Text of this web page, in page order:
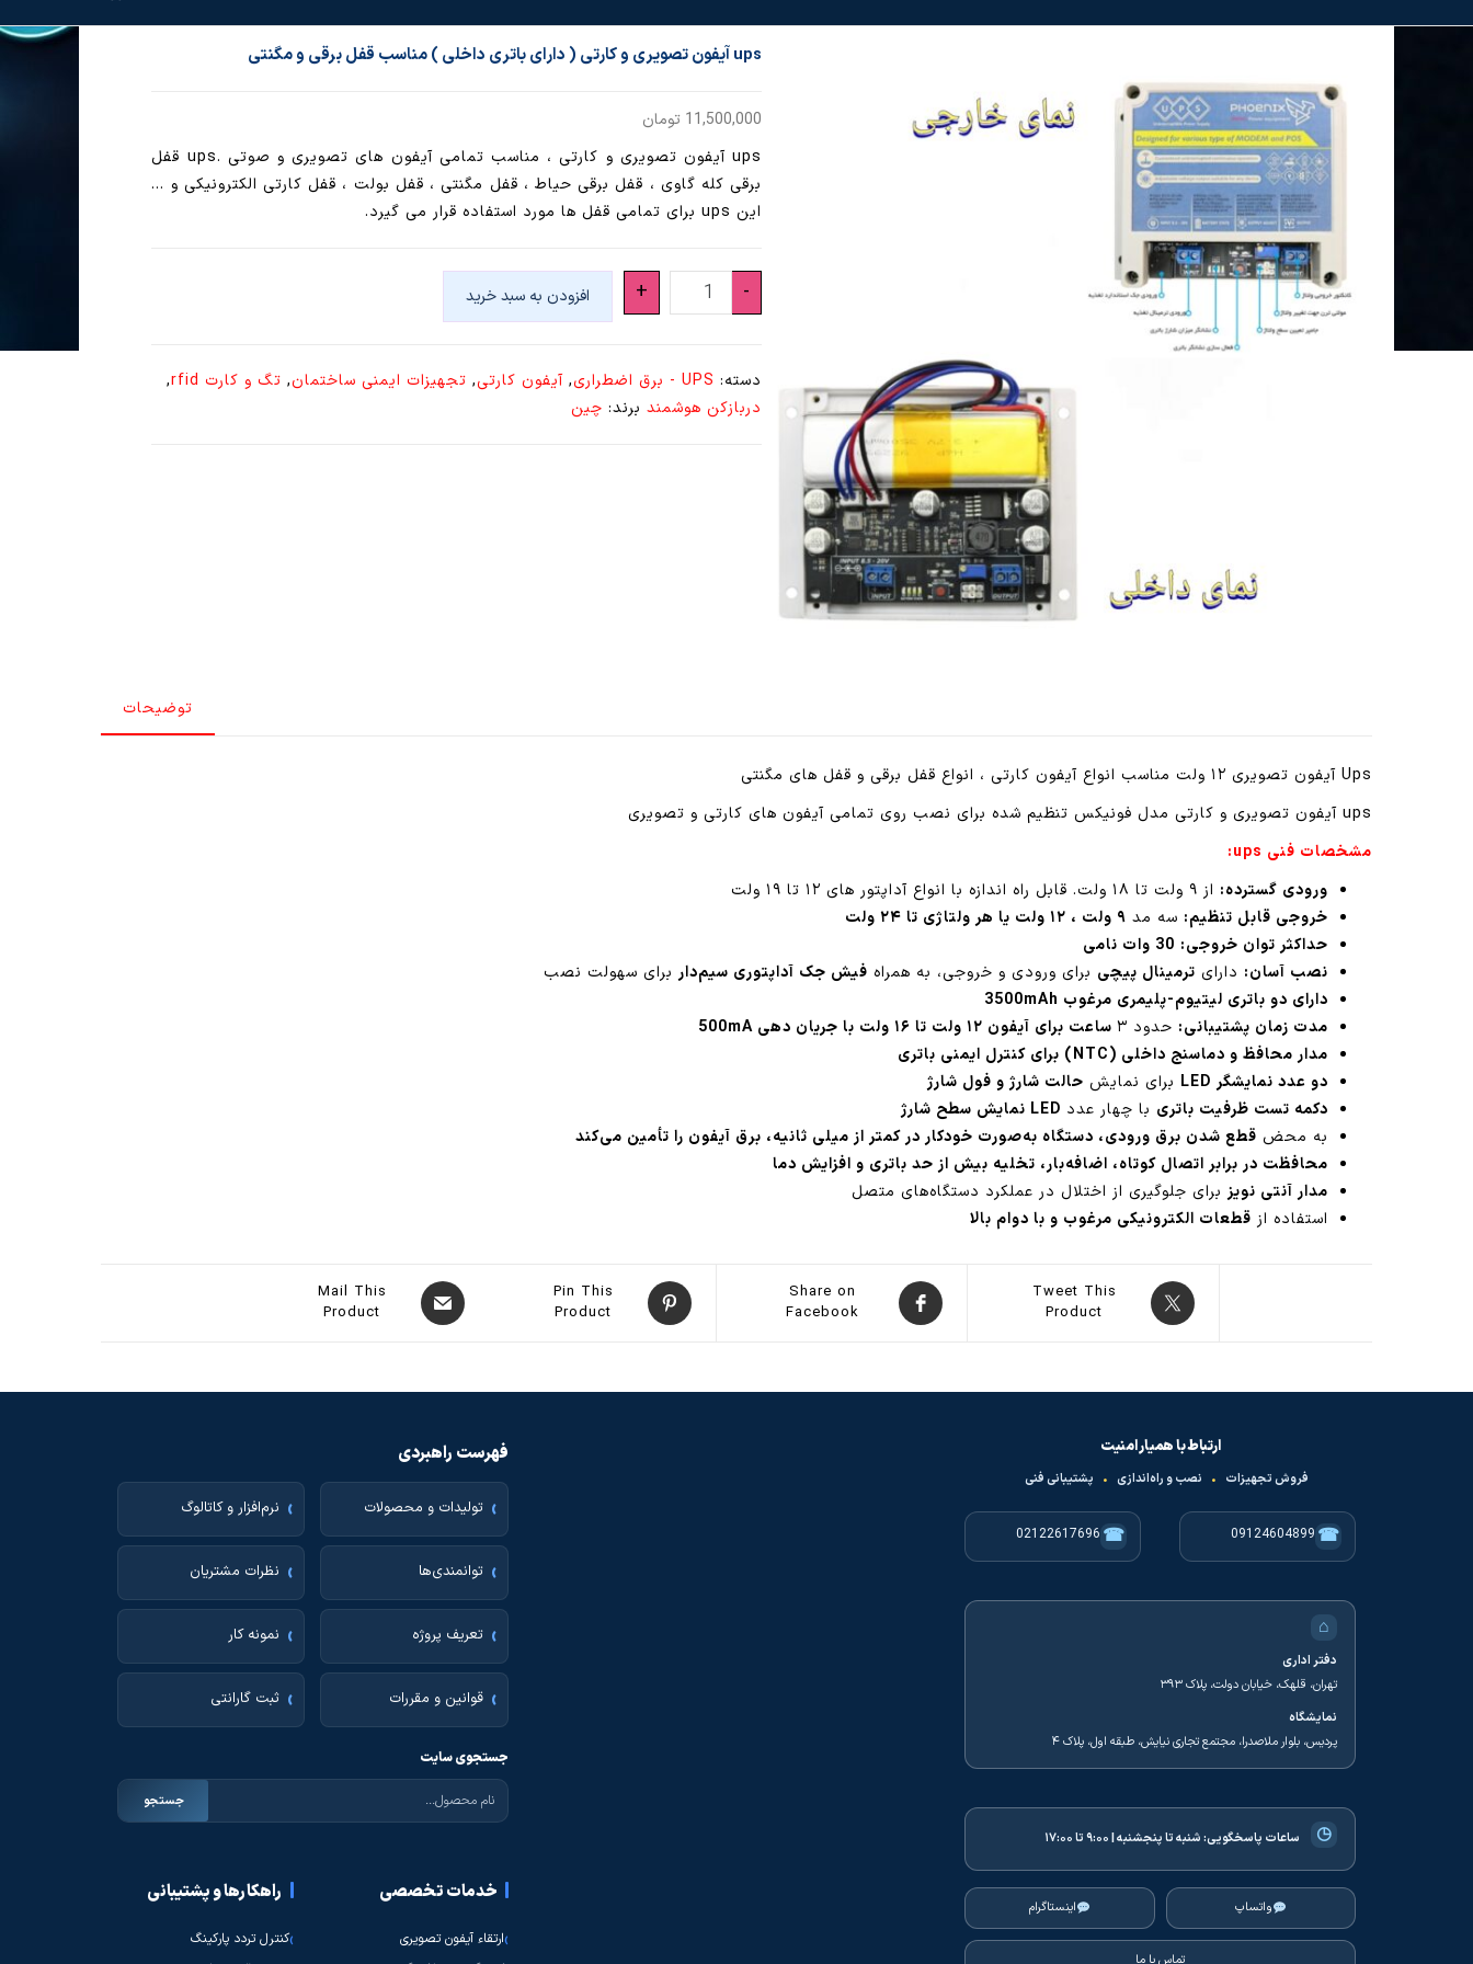
ups آیفون تصویری و کارتی ( دارای باتری داخلی ) مناسب قفل برقی و مگنتی
11,500,000 تومان
ups آیفون تصویری و کارتی ، مناسب تمامی آیفون های تصویری و صوتی .ups قفل
برقی کله گاوی ، قفل برقی حیاط ، قفل مگنتی ، قفل بولت ، قفل کارتی الکترونیکی و …
این ups برای تمامی قفل ها مورد استفاده قرار می گیرد.
-
ups
آیفون
(
+ افزودن به سبد خرید
دسته: UPS - برق اضطراری , آیفون کارتی, تجهیزات ایمنی ساختمان, تگ و کارت rfid
,
دربازکن هوشمند برند: چین
توضیحات
Ups آیفون تصویری ۱۲ ولت مناسب انواع آیفون کارتی ، انواع قفل برقی و قفل های مگنتی
ups آیفون تصویری و کارتی مدل فونیکس تنظیم شده برای نصب روی تمامی آیفون های کارتی و تصویری
مشخصات فنی ups:
ورودی گسترده: از ۹ ولت تا ۱۸ ولت. قابل راه اندازه با انواع آداپتور های ۱۲ تا ۱۹ ولت
خروجی قابل تنظیم: سه مد ۹ ولت ، ۱۲ ولت یا هر ولتاژی تا ۲۴ ولت
حداکثر توان خروجی: 30 وات نامی
نصب آسان: دارای ترمینال پیچی برای ورودی و خروجی، به همراه فیش جک آداپتوری سیم‌دار برای سهولت نصب
دارای دو باتری لیتیوم-پلیمری مرغوب 3500mAh
مدت زمان پشتیبانی: حدود ۳
ساعت برای آیفون ۱۲ ولت تا ۱۶ ولت با جریان دهی 500mA
مدار محافظ و دماسنج داخلی (NTC) برای کنترل ایمنی باتری
دو عدد نمایشگر LED
برای نمایش حالت شارژ و فول شارژ
دکمه تست ظرفیت باتری با چهار عدد
به محض قطع شدن برق ورودی، دستگاه به‌صورت خودکار در کمتر از میلی ثانیه، برق آیفون را تأمین می‌کند
محافظت در برابر اتصال کوتاه، اضافه‌بار، تخلیه بیش از حد باتری و افزایش دما
مدار آنتی نویز برای جلوگیری از اختلال در عملکرد دستگاه‌های متصل
استفاده از قطعات الکترونیکی مرغوب و با دوام بالا
Tweet This
Product
Share on
Facebook
Pin This
Product
Mail This
Product
ارتباط با همیار امنیت
فروش تجهیزات • نصب و راه‌اندازی • پشتیبانی فنی
☎
09124604899
☎
02122617696
⌂
دفتر اداری
تهران، قلهک، خیابان دولت، پلاک ۳۹۳
نمایشگاه
پردیس، بلوار ملاصدرا، مجتمع تجاری نیایش، طبقه اول، پلاک ۴
◷ ساعات پاسخگویی:شنبه تا پنجشنبه | ۹:۰۰ تا ۱۷:۰۰
واتساپ اینستاگرام
فهرست راهبردی
تولیدات و محصولات نرم‌افزار و کاتالوگ
توانمندی‌ها نظرات مشتریان
تعریف پروژه نمونه کار
قوانین و مقررات ثبت گارانتی
جستجوی سایت
جستجو
خدمات تخصصی
ارتقاء آیفون تصویری
راهکارها و پشتیبانی
کنترل تردد پارکینگ